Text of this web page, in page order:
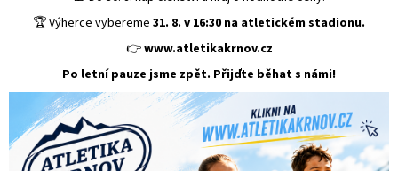
🏆 Výherce vybereme 31. 8. v 16:30 na atletickém stadionu.
👉www.atletikakrnov.cz
Po letní pauze jsme zpět. Přijďte běhat s námi!